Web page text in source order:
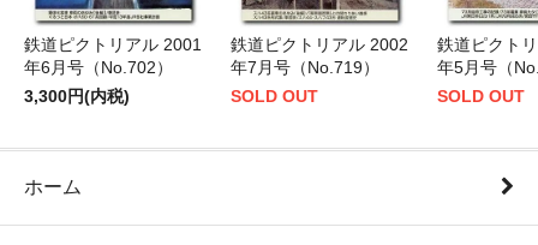
鉄道ピクトリアル 2001
年6月号（No.702）
3,300円(内税)
鉄道ピクトリアル 2002
年7月号（No.719）
SOLD OUT
鉄道ピクト
年5月号（
SOLD OUT
ホーム